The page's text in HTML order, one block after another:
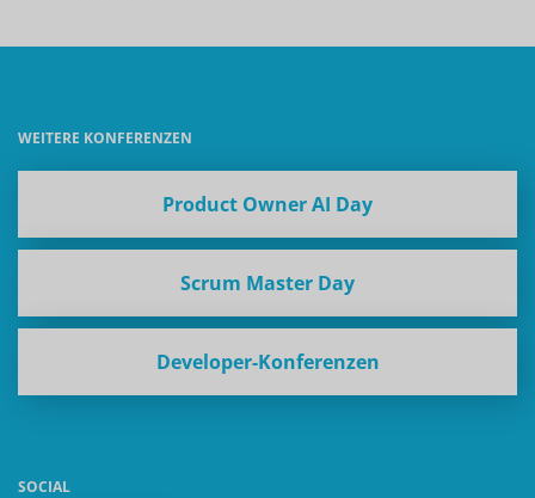
WEITERE KONFERENZEN
Product Owner AI Day
Scrum Master Day
Developer-Konferenzen
SOCIAL